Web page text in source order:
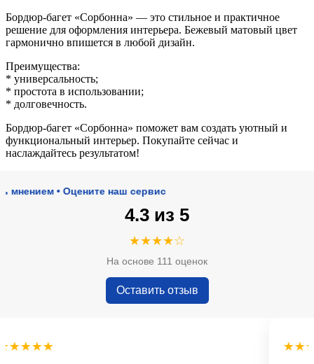
Бордюр-багет «Сорбонна» — это стильное и практичное
решение для оформления интерьера. Бежевый матовый цвет
гармонично впишется в любой дизайн.
Преимущества:
* универсальность;
* простота в использовании;
* долговечность.
Бордюр-багет «Сорбонна» поможет вам создать уютный и
функциональный интерьер. Покупайте сейчас и
наслаждайтесь результатом!
• Оцените наш сервис
4.3 из 5
★★★★☆
На основе 111 оценок
Оставить отзыв